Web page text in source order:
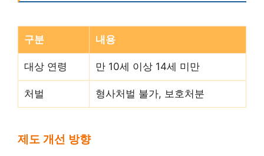
구분 내용
대상 연령 만 10세 이상 14세 미만
처벌 형사처벌 불가, 보호처분
제도 개선 방향